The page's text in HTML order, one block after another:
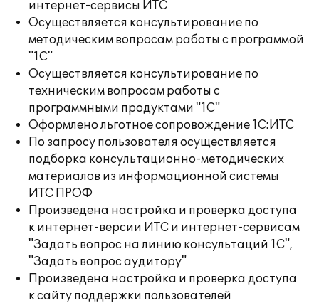
интернет-сервисы ИТС
Осуществляется консультирование по
методическим вопросам работы с программой
"1С"
Осуществляется консультирование по
техническим вопросам работы с
программными продуктами "1С"
Оформлено льготное сопровождение 1С:ИТС
По запросу пользователя осуществляется
подборка консультационно-методических
материалов из информационной системы
ИТС ПРОФ
Произведена настройка и проверка доступа
к интернет-версии ИТС и интернет-сервисам
"Задать вопрос на линию консультаций 1С",
"Задать вопрос аудитору"
Произведена настройка и проверка доступа
к сайту поддержки пользователей